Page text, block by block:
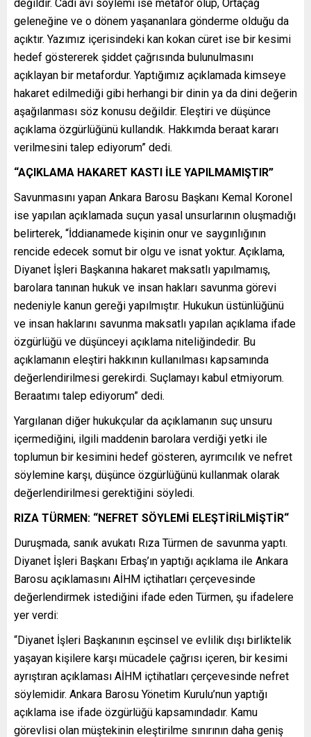
değildir. Cadı avı söylemi ise metafor olup, Ortaçağ
geleneğine ve o dönem yaşananlara gönderme olduğu da
açıktır. Yazımız içerisindeki kan kokan cüret ise bir kesimi
hedef göstererek şiddet çağrısında bulunulmasını
açıklayan bir metafordur. Yaptığımız açıklamada kimseye
hakaret edilmediği gibi herhangi bir dinin ya da dini değerin
aşağılanması söz konusu değildir. Eleştiri ve düşünce
açıklama özgürlüğünü kullandık. Hakkımda beraat kararı
verilmesini talep ediyorum” dedi.
“AÇIKLAMA HAKARET KASTI İLE YAPILMAMIŞTIR”
Savunmasını yapan Ankara Barosu Başkanı Kemal Koronel
ise yapılan açıklamada suçun yasal unsurlarının oluşmadığı
belirterek, “İddianamede kişinin onur ve saygınlığının
rencide edecek somut bir olgu ve isnat yoktur. Açıklama,
Diyanet İşleri Başkanına hakaret maksatlı yapılmamış,
barolara tanınan hukuk ve insan hakları savunma görevi
nedeniyle kanun gereği yapılmıştır. Hukukun üstünlüğünü
ve insan haklarını savunma maksatlı yapılan açıklama ifade
özgürlüğü ve düşünceyi açıklama niteliğindedir. Bu
açıklamanın eleştiri hakkının kullanılması kapsamında
değerlendirilmesi gerekirdi. Suçlamayı kabul etmiyorum.
Beraatımı talep ediyorum” dedi.
Yargılanan diğer hukukçular da açıklamanın suç unsuru
içermediğini, ilgili maddenin barolara verdiği yetki ile
toplumun bir kesimini hedef gösteren, ayrımcılık ve nefret
söylemine karşı, düşünce özgürlüğünü kullanmak olarak
değerlendirilmesi gerektiğini söyledi.
RIZA TÜRMEN: “NEFRET SÖYLEMİ ELEŞTİRİLMİŞTİR“
Duruşmada, sanık avukatı Rıza Türmen de savunma yaptı.
Diyanet İşleri Başkanı Erbaş’ın yaptığı açıklama ile Ankara
Barosu açıklamasını AİHM içtihatları çerçevesinde
değerlendirmek istediğini ifade eden Türmen, şu ifadelere
yer verdi:
“Diyanet İşleri Başkanının eşcinsel ve evlilik dışı birliktelik
yaşayan kişilere karşı mücadele çağrısı içeren, bir kesimi
ayrıştıran açıklaması AİHM içtihatları çerçevesinde nefret
söylemidir. Ankara Barosu Yönetim Kurulu’nun yaptığı
açıklama ise ifade özgürlüğü kapsamındadır. Kamu
görevlisi olan müştekinin eleştirilme sınırının daha geniş